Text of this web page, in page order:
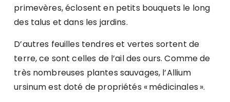
primevères, éclosent en petits bouquets le long
des talus et dans les jardins.
D’autres feuilles tendres et vertes sortent de
terre, ce sont celles de l’ail des ours. Comme de
très nombreuses plantes sauvages, l’Allium
ursinum est doté de propriétés « médicinales ».